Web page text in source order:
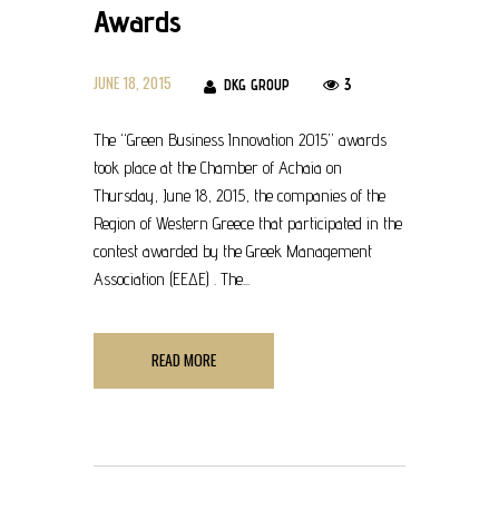
Awards
JUNE 18, 2015 DKG GROUP 3
The “Green Business Innovation 2015” awards
took place at the Chamber of Achaia on
Thursday, June 18, 2015, the companies of the
Region of Western Greece that participated in the
contest awarded by the Greek Management
Association (EEΔΕ) . The...
READ MORE